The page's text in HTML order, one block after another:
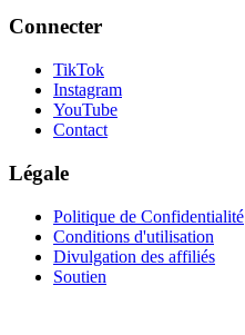
Connecter
TikTok
Instagram
YouTube
Contact
Légale
Politique de Confidentialité
Conditions d'utilisation
Divulgation des affiliés
Soutien